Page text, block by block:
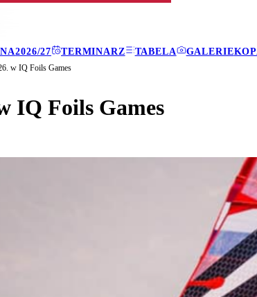
2026/27 TERMINARZ TABELA GALERIE
w IQ Foils Games
IQ Foils Games